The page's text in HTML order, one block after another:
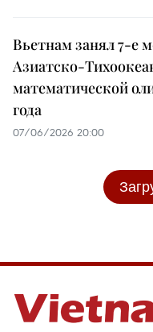
Вьетнам занял 7-е
Азиатско-
математической
года
07/06/2026 20:00